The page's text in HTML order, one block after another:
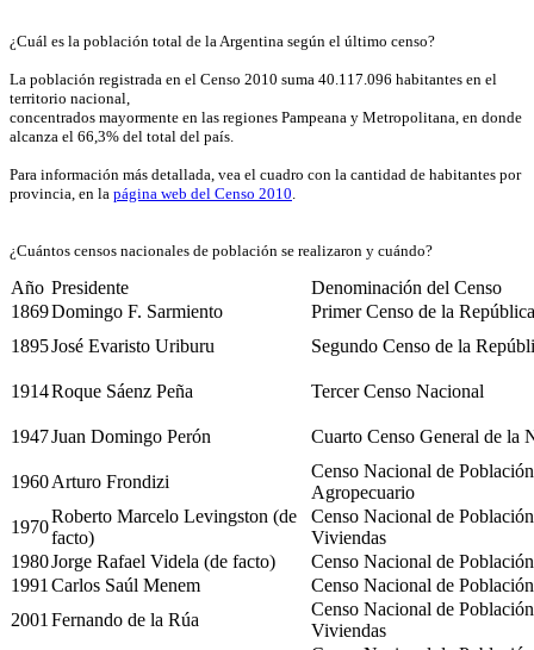
¿Cuál es la población total de la Argentina según el último censo?
La población registrada en el Censo 2010 suma 40.117.096 habitantes en el
territorio nacional,
concentrados mayormente en las regiones Pampeana y Metropolitana, en donde
alcanza el 66,3% del total del país.
Para información más detallada, vea el cuadro con la cantidad de habitantes por
provincia, en la página web del Censo 2010
¿Cuántos censos nacionales de población se realizaron y cuándo?
Año Presidente
Denominación del Censo
1869Domingo F. Sarmiento
Primer Censo de la
1895José Evaristo Uriburu Segundo Censo de la
1914Roque Sáenz Peña Tercer Censo Nacional
1947Juan Domingo Perón Cuarto Censo General de la
1960Arturo Frondizi
Censo Nacional de
Agropecuario
1970
Roberto Marcelo Levingston (de
facto)
Censo Nacional de
Viviendas
1980Jorge Rafael Videla (de facto)
Censo Nacional de
1991 Carlos Saúl Menem
Censo Nacional de
2001 Fernando de la Rúa
Censo Nacional de
Viviendas